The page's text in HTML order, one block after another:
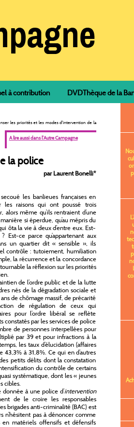
à contribution DVDThèque de la
les priorités et les modes d'intervention de la
A lire aussi dans l'Autre Campagne
la police
par Laurent Bonelli*
les banlieues françaises en
les raisons qui ont poussé trois
même qu’ils rentraient d’une
si éperdue, qu’au mépris du
ôta la vie à deux d’entre eux. Est-
Est-ce parce qu’appartenant aux
un quartier dit « sensible », ils
contrôle : tutoiement, humiliation
la récurrence et la concordance
la réflexion sur les priorités
de l’ordre public et de la lutte
nés de la dégradation sociale et
de chômage massif, de précarité
de régulation de ceux qui
pour l’ordre libéral se reflète
constatés par les services de police
de personnes interpellées pour
par 39 et pour infractions à la
les taux d’élucidation (affaires
à 31,8%. Ce qui en d’autres
petits délits dont la constatation
du contrôle de certains
systématique, dont les « jeunes
cibles.
à une police d’intervention
de le croire les responsables
brigades anti-criminalité (BAC) est
pas à dénoncer comme
matériels offensifs et défensifs